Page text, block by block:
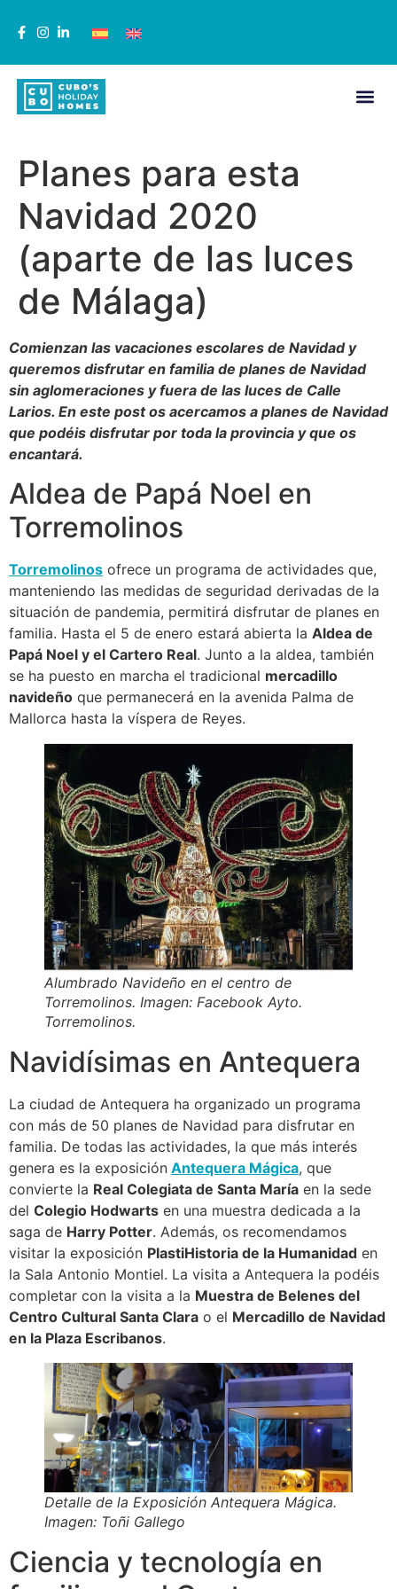
Planes para esta
Navidad 2020
(aparte de las luces
de Málaga)
Comienzan las vacaciones escolares de Navidad y
queremos disfrutar en familia de planes de Navidad
sin aglomeraciones y fuera de las luces de Calle
Larios. En este post os acercamos a planes de Navidad
que podéis disfrutar por toda la provincia y que os
encantará.
Aldea de Papá Noel en
Torremolinos
Torremolinos ofrece un programa de actividades que,
manteniendo las medidas de seguridad derivadas de la
situación de pandemia, permitirá disfrutar de planes en
familia. Hasta el 5 de enero estará abierta la Aldea de
Papá Noel y el Cartero Real. Junto a la aldea, también
se ha puesto en marcha el tradicional mercadillo
navideño que permanecerá en la avenida Palma de
Mallorca hasta la víspera de Reyes.
Alumbrado Navideño en el centro de
Torremolinos. Imagen: Facebook Ayto.
Torremolinos.
Navidísimas en Antequera
La ciudad de Antequera ha organizado un programa
con más de 50 planes de Navidad para disfrutar en
familia. De todas las actividades, la que más interés
genera es la exposición Antequera Mágica, que
convierte la Real Colegiata de Santa María en la sede
del Colegio Hodwarts en una muestra dedicada a la
saga de Harry Potter. Además, os recomendamos
visitar la exposición PlastiHistoria de la Humanidad en
la Sala Antonio Montiel. La visita a Antequera la podéis
completar con la visita a la Muestra de Belenes del
Centro Cultural Santa Clara o el Mercadillo de Navidad
en la Plaza Escribanos.
Detalle de la Exposición Antequera Mágica.
Imagen: Toñi Gallego
Ciencia y tecnología en